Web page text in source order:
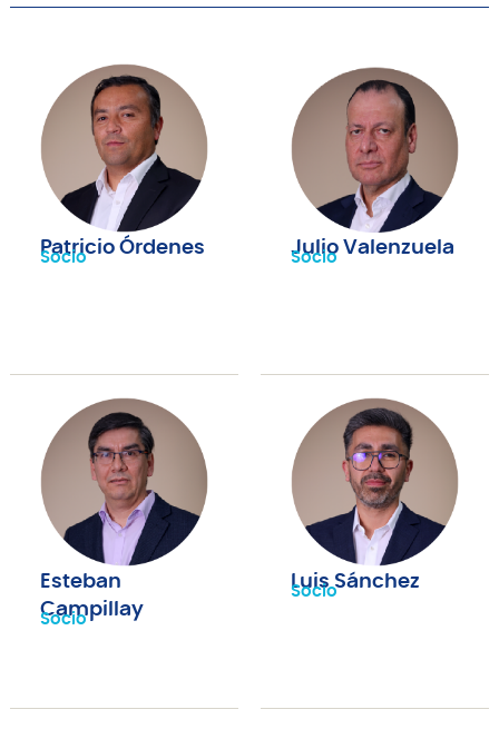
Patricio Órdenes
Socio Julio Valenzuela
Socio
Esteban
Campillay
Socio
Luis Sánchez
Socio